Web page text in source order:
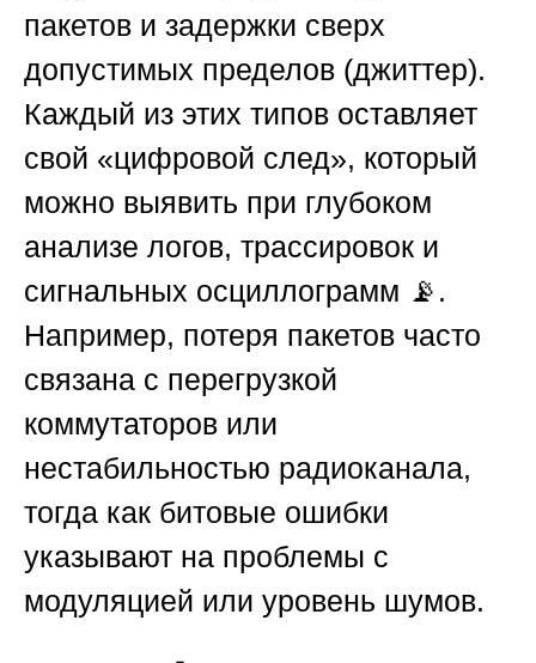
пакетов и задержки сверх
допустимых пределов (джиттер).
Каждый из этих типов оставляет
свой «цифровой след», который
можно выявить при глубоком
анализе логов, трассировок и
сигнальных осциллограмм 📡.
Например, потеря пакетов часто
связана с перегрузкой
коммутаторов или
нестабильностью радиоканала,
тогда как битовые ошибки
указывают на проблемы с
модуляцией или уровень шумов.